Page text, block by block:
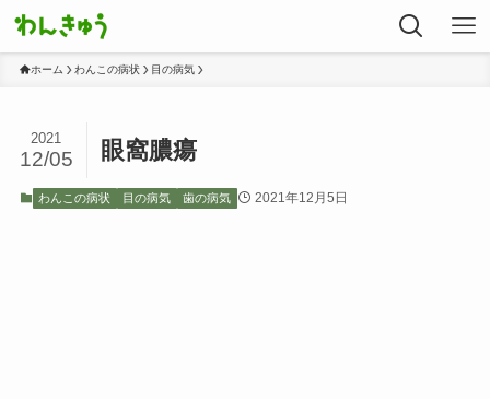
ホーム わんこの病状 目の病気
眼窩膿瘍
2021
12/05
わんこの病状 目の病気 歯の病気 2021年12月5日